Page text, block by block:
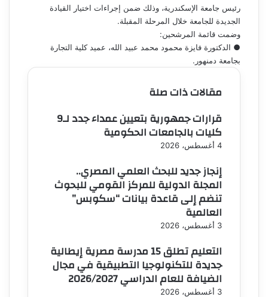
رئيس جامعة الإسكندرية، وذلك ضمن إجراءات اختيار القيادة
الجديدة للجامعة خلال المرحلة المقبلة.
وضمت قائمة المرشحين:
● الدكتورة فايزة محمود محمد عبيد الله، عميد كلية التجارة
بجامعة دمنهور.
مقالات ذات صلة
قرارات جمهورية بتعيين عمداء جدد لـ9
كليات بالجامعات الحكومية
4 أغسطس، 2026
إنجاز جديد للبحث العلمي المصري..
المجلة الدولية للمركز القومي للبحوث
تنضم إلى قاعدة بيانات “سكوبس”
العالمية
3 أغسطس، 2026
التعليم تطلق 15 مدرسة مصرية إيطالية
جديدة للتكنولوجيا التطبيقية في مجال
الضيافة للعام الدراسي 2026/2027
3 أغسطس، 2026